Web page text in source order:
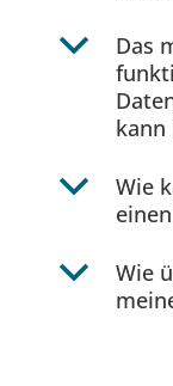
b
Das
kann
b
Wie
b
Wie